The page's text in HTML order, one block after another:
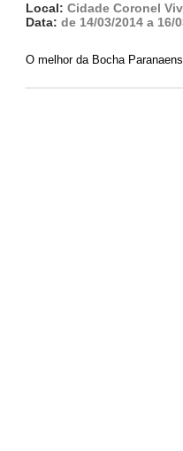
Local: Cidade Coronel
Data: de 14/03/2014 a 16/
O melhor da Bocha